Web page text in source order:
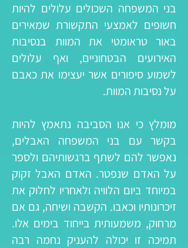
בני המשפחה השכולים עלולים להיות
חשופים לאמצעי התקשורת שמאירים
באור טראומטי את המוות בנסיבות
האירועים הבטחוניים, ואף עלולים
לשמוע סיפורים אשר יעצימו את כאבם
על נסיבות המוות.
מומלץ כי אנו הסביבה נתאמץ להיות
בקשר עם בני המשפחה האבלים,
נאפשר להם לשתף ברגשותיהם ולספר
על האדם שנפטר. האדם האבל זקוק
במיוחד ביום הלוויה ולאחריו לחלוק את
זיכרונותיו וכאבו. הקשבה ושיחה, גם אם
מרחוק, משמעותית בייחוד בימים אלו.
תמיכה זו יכולה להעניק נחמה רבה